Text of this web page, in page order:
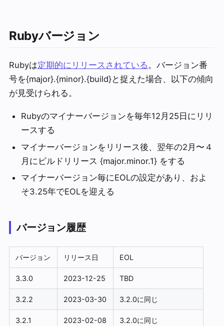
Rubyバージョン
Rubyは定期的にリリースされている 。バージョン番
号を{major}.{minor}.{build}と捉えた場合、以下の傾向
が見受けられる。
Rubyのマイナーバージョンを毎年12月25日にリリ
ースする
マイナーバージョンをリリース後、翌年の2月〜４
月にビルドリリース {major.minor.1} をする
マイナーバージョン毎にEOLの設定があり、およ
そ3.25年でEOLを迎える
バージョン履歴
バージョン リリース日 EOL
3.3.0 2023-12-25 TBD
3.2.2 2023-03-30 3.2.0に同じ
3.2.1 2023-02-08 3.2.0に同じ